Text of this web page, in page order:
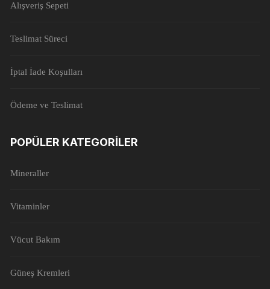
Alışveriş Sepeti
Teslimat Süreci
İptal İade Koşulları
Ödeme ve Teslimat
POPÜLER KATEGORILER
Mineraller
Vitaminler
Vücut Bakım
Güneş Kremleri